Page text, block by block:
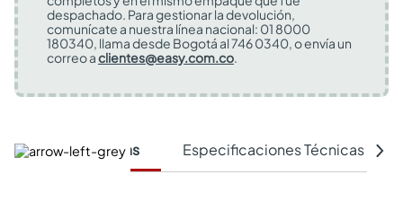
despachado. Para gestionar la devolución,
comunícate a nuestra línea nacional: 01 8000
180340, llama desde Bogotá al 746 0340, o envía un
correo aclientes@easy.com.co.
Características Especificaciones Técnicas